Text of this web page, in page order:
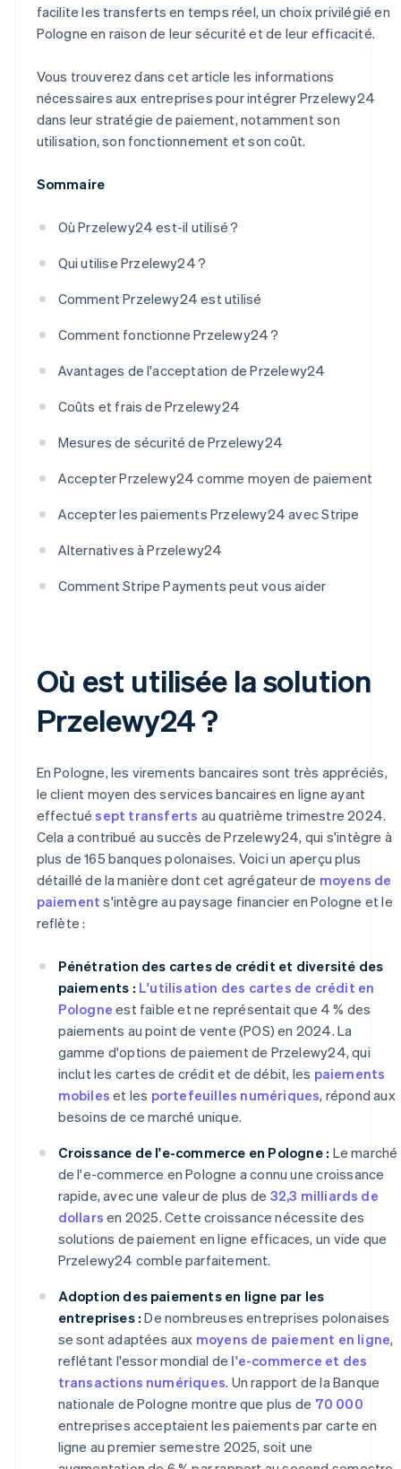
facilite les transferts en temps réel, un choix privilégié en
Pologne en raison de leur sécurité et de leur efficacité.
Vous trouverez dans cet article les informations
nécessaires aux entreprises pour intégrer Przelewy24
dans leur stratégie de paiement, notamment son
utilisation, son fonctionnement et son coût.
Sommaire
Où Przelewy24 est-il utilisé ?
Qui utilise Przelewy24 ?
Comment Przelewy24 est utilisé
Comment fonctionne Przelewy24 ?
Avantages de l'acceptation de Przelewy24
Coûts et frais de Przelewy24
Mesures de sécurité de Przelewy24
Accepter Przelewy24 comme moyen de paiement
Accepter les paiements Przelewy24 avec Stripe
Alternatives à Przelewy24
Comment Stripe Payments peut vous aider
Où est utilisée la solution
Przelewy24 ?
En Pologne, les virements bancaires sont très appréciés,
le client moyen des services bancaires en ligne ayant
effectuésept transferts au quatrième trimestre 2024.
Cela a contribué au succès de Przelewy24, qui s'intègre à
plus de 165 banques polonaises. Voici un aperçu plus
détaillé de la manière dont cet agrégateur de moyens de
paiement s'intègre au paysage financier en Pologne et le
reflète :
Pénétration des cartes de crédit et diversité des
paiements : L'utilisation des cartes de crédit en
Pologne est faible et ne représentait que 4 % des
paiements au point de vente (POS) en 2024. La
gamme d'options de paiement de Przelewy24, qui
inclut les cartes de crédit et de débit, les paiements
mobiles et les portefeuilles numériques, répond aux
besoins de ce marché unique.
Croissance de l'e-commerce en Pologne : Le marché
de l'e-commerce en Pologne a connu une croissance
rapide, avec une valeur de plus de 32,3 milliards de
dollars en 2025. Cette croissance nécessite des
solutions de paiement en ligne efficaces, un vide que
Przelewy24 comble parfaitement.
Adoption des paiements en ligne par les
entreprises : De nombreuses entreprises polonaises
se sont adaptées aux moyens de paiement en ligne,
reflétant l'essor mondial de l'e-commerce et des
transactions numériques. Un rapport de la Banque
nationale de Pologne montre que plus de 70 000
entreprises acceptaient les paiements par carte en
ligne au premier semestre 2025, soit une